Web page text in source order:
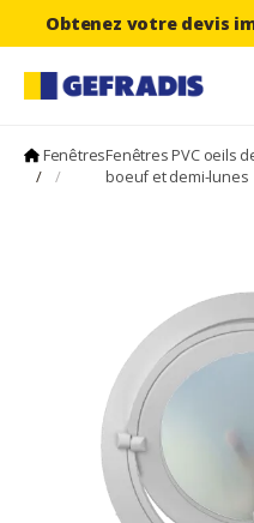
Obtenez votre devis
/
Fenêtres
/
Fenêtres PVC oeils
boeuf et demi-lunes